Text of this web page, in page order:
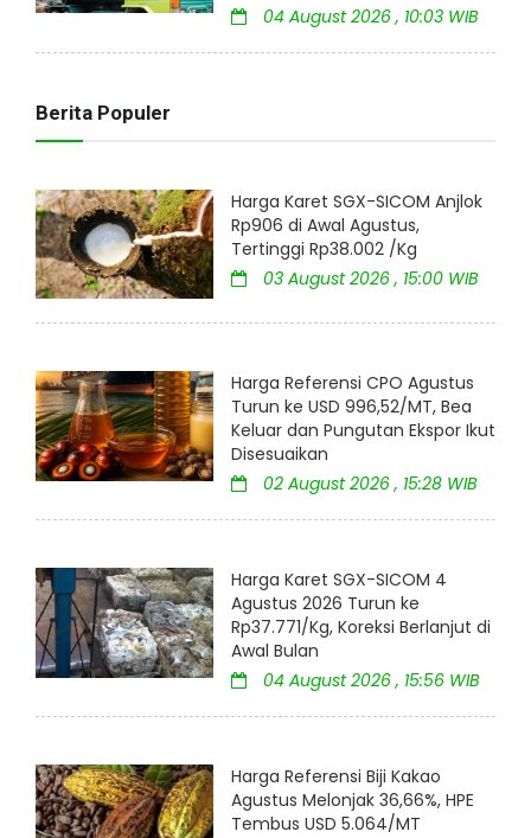
04 August 2026 , 10:03 WIB
Berita Populer
Harga Karet SGX-SICOM Anjlok
Rp906 di Awal Agustus,
Tertinggi Rp38.002 /Kg
03 August 2026 , 15:00 WIB
Harga Referensi CPO Agustus
Turun ke USD 996,52/MT, Bea
Keluar dan Pungutan Ekspor Ikut
Disesuaikan
02 August 2026 , 15:28 WIB
Harga Karet SGX-SICOM 4
Agustus 2026 Turun ke
Rp37.771/Kg, Koreksi Berlanjut di
Awal Bulan
04 August 2026 , 15:56 WIB
Harga Referensi Biji Kakao
Agustus Melonjak 36,66%, HPE
Tembus USD 5.064/MT